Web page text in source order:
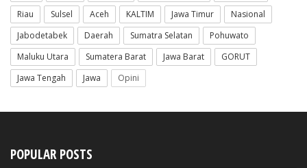
Riau
Sulsel Aceh KALTIM Jawa Timur
Nasional
Jabodetabek
Daerah Sumatra Selatan
Pohuwato
Maluku Utara
Sumatera Barat Jawa Barat
GORUT
Jawa Tengah
Jawa Opini
POPULAR POSTS